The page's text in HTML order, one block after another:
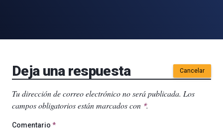
Deja una respuesta Cancelar
Tu dirección de correo electrónico no será publicada. Los
campos obligatorios están marcados con *.
Comentario *